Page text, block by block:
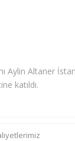
Aylin Altaner
katıldı.